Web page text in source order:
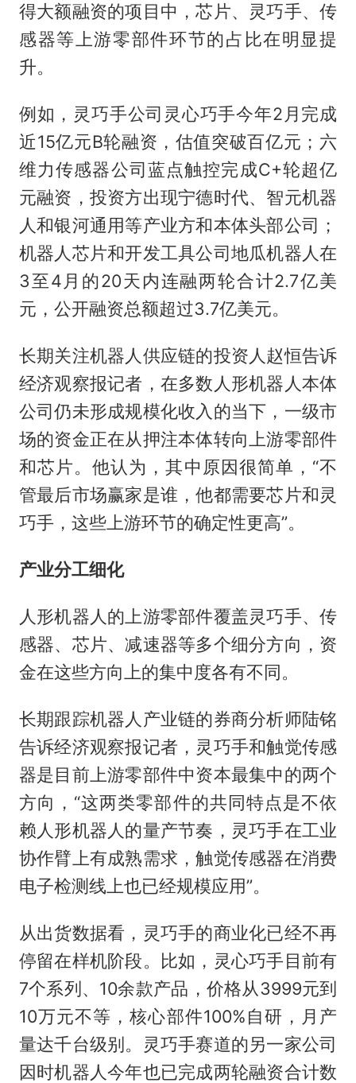
得大额融资的项目中，芯片、灵巧手、传
感器等上游零部件环节的占比在明显提
升。
例如，灵巧手公司灵心巧手今年2月完成
近15亿元B轮融资，估值突破百亿元；六
维力传感器公司蓝点触控完成C+轮超亿
元融资，投资方出现宁德时代、智元机器
人和银河通用等产业方和本体头部公司；
机器人芯片和开发工具公司地瓜机器人在
3至4月的20天内连融两轮合计2.7亿美
元，公开融资总额超过3.7亿美元。
长期关注机器人供应链的投资人赵恒告诉
经济观察报记者，在多数人形机器人本体
公司仍未形成规模化收入的当下，一级市
场的资金正在从押注本体转向上游零部件
和芯片。他认为，其中原因很简单，“不
管最后市场赢家是谁，他都需要芯片和灵
巧手，这些上游环节的确定性更高”。
产业分工细化
人形机器人的上游零部件覆盖灵巧手、传
感器、芯片、减速器等多个细分方向，资
金在这些方向上的集中度各有不同。
长期跟踪机器人产业链的券商分析师陆铭
告诉经济观察报记者，灵巧手和触觉传感
器是目前上游零部件中资本最集中的两个
方向，“这两类零部件的共同特点是不依
赖人形机器人的量产节奏，灵巧手在工业
协作臂上有成熟需求，触觉传感器在消费
电子检测线上也已经规模应用”。
从出货数据看，灵巧手的商业化已经不再
停留在样机阶段。比如，灵心巧手目前有
7个系列、10余款产品，价格从3999元到
10万元不等，核心部件100%自研，月产
量达千台级别。灵巧手赛道的另一家公司
因时机器人今年也已完成两轮融资合计数